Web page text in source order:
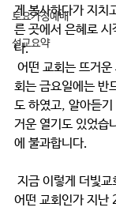
토요가정예배
설교요약
게 봉사하다가 지치
른 곳에서 은혜로 시
다.
회는 금요일에는 반
도 하였고, 알아듣
거운 열기도 있었습
에 불과합니다.
어떤 교회인가 지난